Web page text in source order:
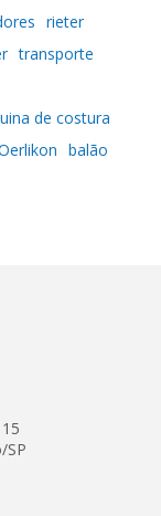
rieter
transporte
de costura
balão
SP